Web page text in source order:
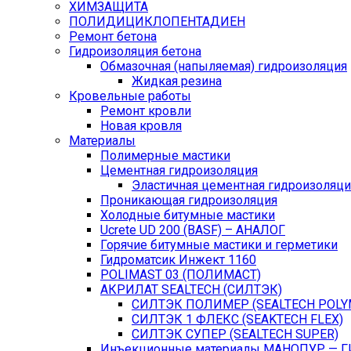
ХИМЗАЩИТА
ПОЛИДИЦИКЛОПЕНТАДИЕН
Ремонт бетона
Гидроизоляция бетона
Обмазочная (напыляемая) гидроизоляция
Жидкая резина
Кровельные работы
Ремонт кровли
Новая кровля
Материалы
Полимерные мастики
Цементная гидроизоляция
Эластичная цементная
Проникающая гидроизоляция
Холодные битумные мастики
Ucrete UD 200 (BASF) – АНАЛОГ
Горячие битумные мастики и герметики
Гидроматсик Инжект 1160
POLIMAST 03 (ПОЛИМАСТ)
АКРИЛАТ SEALTECH (СИЛТЭК)
СИЛТЭК ПОЛИМЕР (SEALTECH
СИЛТЭК 1 ФЛЕКС (SEAKTECH FLEX)
СИЛТЭК СУПЕР (SEALTECH SUPER)